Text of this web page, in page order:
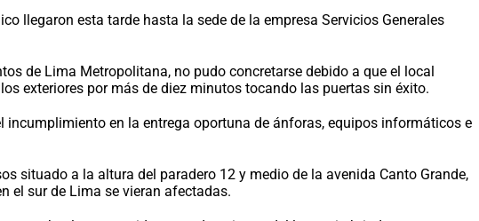
llegaron esta tarde hasta la sede de la empresa Servicios Generales
de Lima Metropolitana, no pudo concretarse debido a que el local
exteriores por más de diez minutos tocando las puertas sin éxito.
en la entrega oportuna de ánforas, equipos informáticos e
situado a la altura del paradero 12 y medio de la avenida Canto Grande,
el sur de Lima se vieran afectadas.